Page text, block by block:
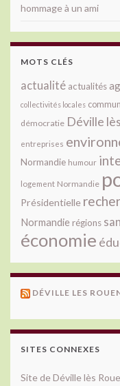
hommage à un ami
MOTS CLÉS
actualité actualités
collectivités locales
démocratie Déville
entreprises
Normandie humour
logement Normandie
Présidentielle
Normandie régions
économie
DÉVILLE LES
SITES CONNEXES
Site de Déville lès